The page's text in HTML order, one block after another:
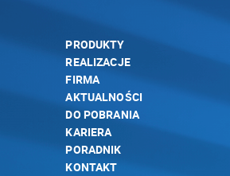
PRODUKTY
REALIZACJE
FIRMA
AKTUALNOŚCI
DO POBRANIA
KARIERA
PORADNIK
KONTAKT